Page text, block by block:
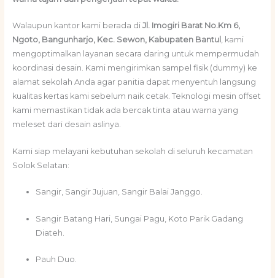
Walaupun kantor kami berada di Jl. Imogiri Barat No.Km 6,
Ngoto, Bangunharjo, Kec. Sewon, Kabupaten Bantul , kami
mengoptimalkan layanan secara daring untuk mempermudah
koordinasi desain. Kami mengirimkan sampel fisik (dummy) ke
alamat sekolah Anda agar panitia dapat menyentuh langsung
kualitas kertas kami sebelum naik cetak. Teknologi mesin offset
kami memastikan tidak ada bercak tinta atau warna yang
meleset dari desain aslinya.
Kami siap melayani kebutuhan sekolah di seluruh kecamatan
Solok Selatan:
Sangir, Sangir Jujuan, Sangir Balai Janggo.
Sangir Batang Hari, Sungai Pagu, Koto Parik Gadang
Diateh.
Pauh Duo.